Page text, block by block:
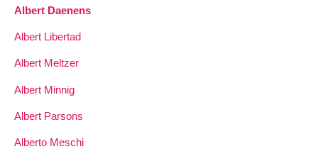
Albert Daenens
Albert Libertad
Albert Meltzer
Albert Minnig
Albert Parsons
Alberto Meschi